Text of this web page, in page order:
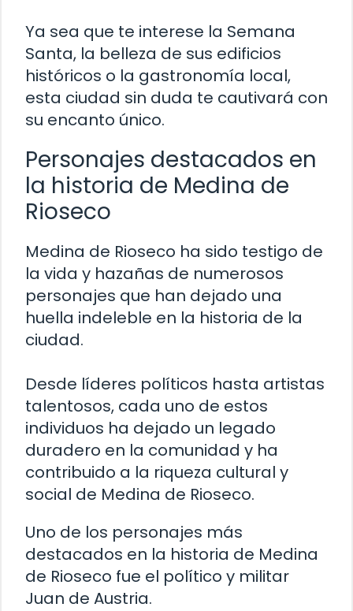
Ya sea que te interese la Semana
Santa, la belleza de sus edificios
históricos o la gastronomía local,
esta ciudad sin duda te cautivará con
su encanto único.
Personajes destacados en
la historia de Medina de
Rioseco
Medina de Rioseco ha sido testigo de
la vida y hazañas de numerosos
personajes que han dejado una
huella indeleble en la historia de la
ciudad.
Desde líderes políticos hasta artistas
talentosos, cada uno de estos
individuos ha dejado un legado
duradero en la comunidad y ha
contribuido a la riqueza cultural y
social de Medina de Rioseco.
Uno de los personajes más
destacados en la historia de Medina
de Rioseco fue el político y militar
Juan de Austria.